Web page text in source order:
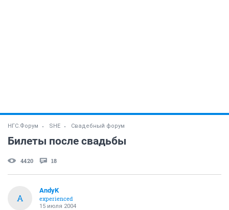
НГС.Форум SHE Свадебный форум
Билеты после свадьбы
4420 18
A
AndyK
experienced
15 июля 2004